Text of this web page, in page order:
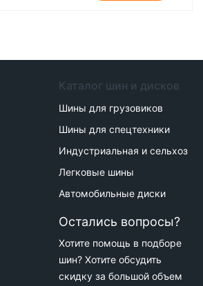
Каталог шин и дисков
Шины для грузовиков
Шины для спецтехники
Индустриальная и сельхоз
Легковые шины
Автомобильные диски
Остались вопросы?
Хотите помощь в подборе
шин? Хотите обсудить
скидку за большой объем